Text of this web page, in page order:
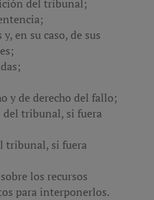
del tribunal;
en su caso, de sus
y de derecho del fallo;
tribunal, si fuera
tribunal, si fuera
los recursos
para interponerlos.